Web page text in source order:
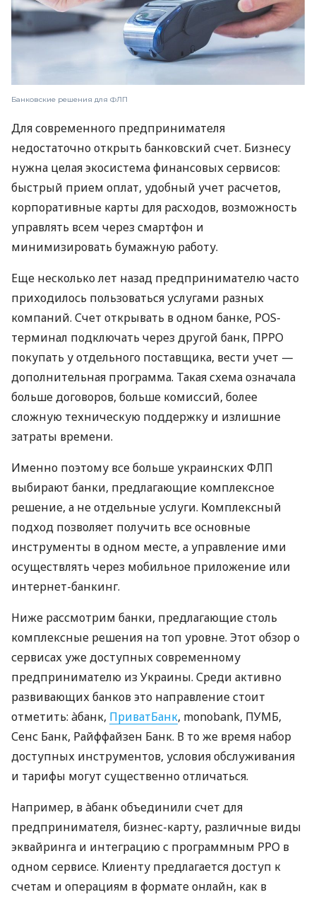
Банковские решения для ФЛП
Для современного предпринимателя
недостаточно открыть банковский счет. Бизнесу
нужна целая экосистема финансовых сервисов:
быстрый прием оплат, удобный учет расчетов,
корпоративные карты для расходов, возможность
управлять всем через смартфон и
минимизировать бумажную работу.
Еще несколько лет назад предпринимателю часто
приходилось пользоваться услугами разных
компаний. Счет открывать в одном банке, POS-
терминал подключать через другой банк, ПРРО
покупать у отдельного поставщика, вести учет —
дополнительная программа. Такая схема означала
больше договоров, больше комиссий, более
сложную техническую поддержку и излишние
затраты времени.
Именно поэтому все больше украинских ФЛП
выбирают банки, предлагающие комплексное
решение, а не отдельные услуги. Комплексный
подход позволяет получить все основные
инструменты в одном месте, а управление ими
осуществлять через мобильное приложение или
интернет-банкинг.
Ниже рассмотрим банки, предлагающие столь
комплексные решения на топ уровне. Этот обзор о
сервисах уже доступных современному
предпринимателю из Украины. Среди активно
развивающих банков это направление стоит
отметить: àбанк, ПриватБанк, monobank, ПУМБ,
Сенс Банк, Райффайзен Банк. В то же время набор
доступных инструментов, условия обслуживания
и тарифы могут существенно отличаться.
Например, в àбанк объединили счет для
предпринимателя, бизнес-карту, различные виды
эквайринга и интеграцию с программным РРО в
одном сервисе. Клиенту предлагается доступ к
счетам и операциям в формате онлайн, как в